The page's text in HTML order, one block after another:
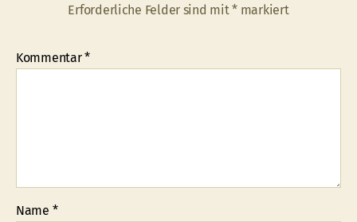
Erforderliche Felder sind mit* markiert
Kommentar*
Name *